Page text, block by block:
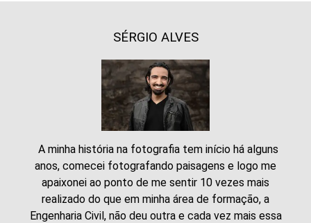
SÉRGIO ALVES
A minha história na fotografia tem início há alguns
anos, comecei fotografando paisagens e logo me
apaixonei ao ponto de me sentir 10 vezes mais
realizado do que em minha área de formação, a
Engenharia Civil, não deu outra e cada vez mais essa